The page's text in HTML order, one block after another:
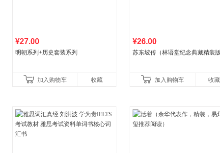
¥27.00
明朝系列+历史套装系列
加入购物车 收藏
¥26.00
苏东坡传（林语堂纪念典藏精装
加入购物车 收藏